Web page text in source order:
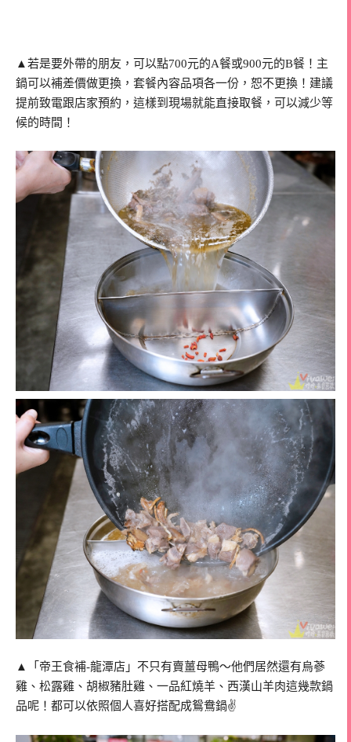
▲若是要外帶的朋友，可以點700元的A餐或900元的B餐！主
鍋可以補差價做更換，套餐內容品項各一份，恕不更換！建議
提前致電跟店家預約，這樣到現場就能直接取餐，可以減少等
候的時間！
▲「帝王食補-龍潭店」不只有賣薑母鴨～他們居然還有烏蔘
雞、松露雞、胡椒豬肚雞、一品紅燒羊、西漢山羊肉這幾款鍋
品呢！都可以依照個人喜好搭配成鴛鴦鍋✌️